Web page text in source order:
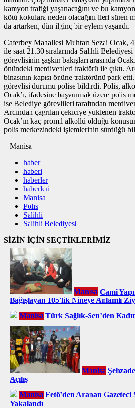
kamyon trafiği yaşanacağını ve bu
kötü kokulara neden olacağını ileri süren
da artarken, dün ilginç bir eylem yaşandı.
Caferbey Mahallesi Muhtarı Sezai Ocak,
ile saat 21.30 sıralarında Salihli
görevlisinin şaşkın bakışları arasında
önündeki merdivenleri traktörü ile çıktı.
binasının kapısı önüne traktörünü park
görevlisi durumu polise bildirdi. Polis,
Ocak’ı, ifadesine başvurmak üzere polis
ise Belediye görevlileri tarafından
Ardından çağrılan çekiciye yüklenen
Ocak’ın kaç promil alkollü olduğu
polis merkezindeki işlemlerinin sürdüğü
– Manisa
haber
haberi
haberler
haberleri
Manisa
Polis
Salihli
Salihli Belediyesi
SİZİN İÇİN SEÇTİKLERİMİZ
Manisa Cami
Bağışlayan 105’lik Nineye Anlamlı
Manisa Türk Sağlık-Sen’den
Manisa
Açılış
Manisa Fetö’den Aranan
Yakalandı